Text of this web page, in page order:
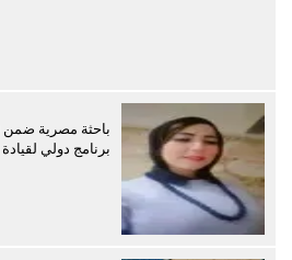
برنامج دولي